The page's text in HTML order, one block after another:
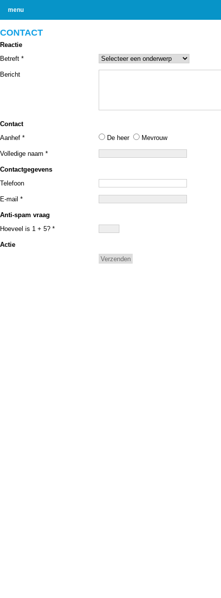
menu
CONTACT
Reactie
Betreft *
Bericht
Contact
Aanhef *
De heer Mevrouw
Volledige naam *
Contactgegevens
Telefoon
E-mail *
Anti-spam vraag
Hoeveel is 1 + 5? *
Actie